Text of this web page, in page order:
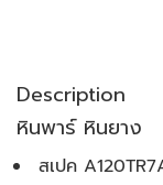
Description
หินพาร์ หินยาง
สเปค